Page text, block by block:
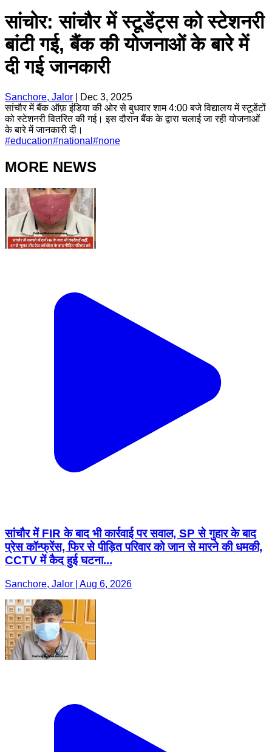
सांचोर: सांचौर में स्टूडेंट्स को स्टेशनरी
बांटी गई, बैंक की योजनाओं के बारे में
दी गई जानकारी
Sanchore, Jalor
Dec 3, 2025
सांचौर में बैंक ऑफ़ इंडिया की ओर से बुधवार शाम 4:00 बजे विद्यालय में स्टूडेंटों
को स्टेशनरी वितरित की गई। इस दौरान बैंक के द्वारा चलाई जा रही योजनाओं
के बारे में जानकारी दी।
#education#national #none
MORE NEWS
सांचौर में FIR के बाद भी कार्रवाई पर सवाल, SP से गुहार के बाद
प्रेस कॉन्फ्रेंस, फिर से पीड़ित परिवार को जान से मारने की धमकी,
CCTV में कैद हुई घटना...
Sanchore, Jalor | Aug 6, 2026